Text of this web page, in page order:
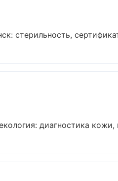
стерильность,
диагностика